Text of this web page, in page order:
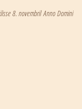
8. novembril Anno Domini